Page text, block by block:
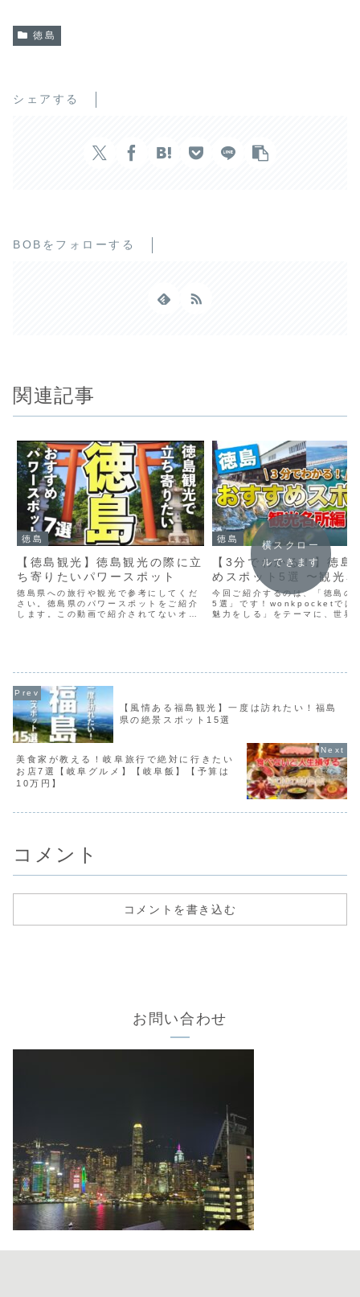
徳島
シェアする
BOBをフォローする
関連記事
徳島
【徳島観光】徳島観光の際に立
ち寄りたいパワースポット
徳島県への旅行や観光で参考にしてくだ
さい。徳島県のパワースポットをご紹介
します。この動画で紹介されてないオス
徳島
【3分でわかる！】徳島
めスポット5選 〜観光
今回ご紹介するのは、「徳島の
5選」です！wonkpocketでは
魅力をしる」をテーマに、世界
横スクロー
ルできます
【風情ある福島観光】一度は訪れたい！福島
県の絶景スポット15選
美食家が教える！岐阜旅行で絶対に行きたい
お店7選【岐阜グルメ】【岐阜飯】【予算は
10万円】
コメント
コメントを書き込む
お問い合わせ